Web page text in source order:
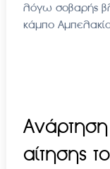
λόγω σοβαρής
κάμπο
αίτησης